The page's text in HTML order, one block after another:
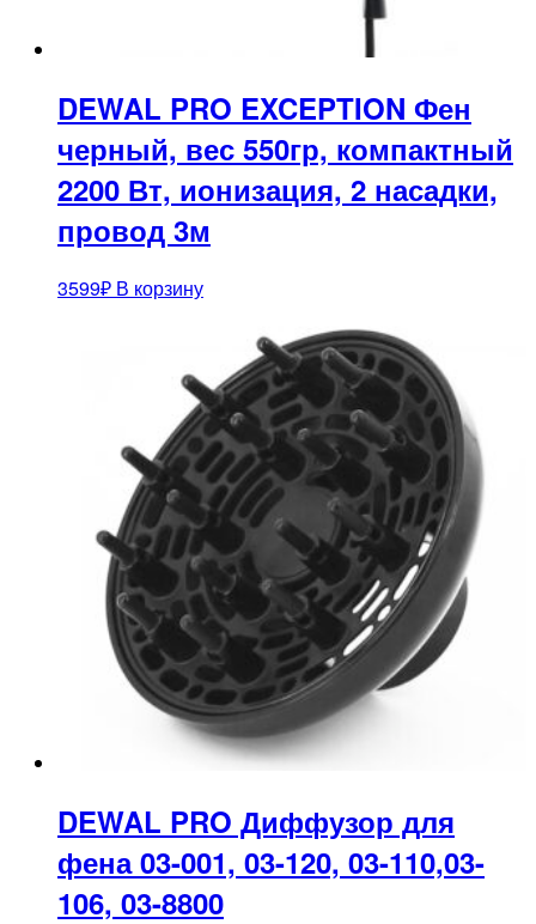
DEWAL PRO EXCEPTION Фен
черный, вес 550гр, компактный
2200 Вт, ионизация, 2 насадки,
провод 3м
3599₽ В корзину
DEWAL PRO Диффузор для
фена 03-001, 03-120, 03-110,03-
106, 03-8800